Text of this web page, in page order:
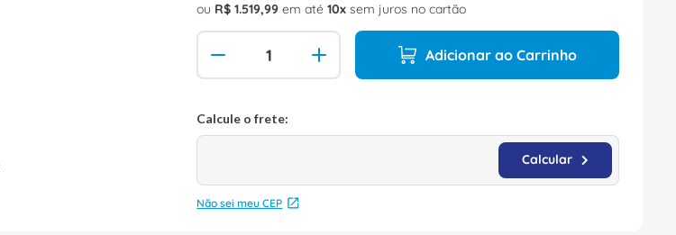
ou R$ 1.519,99 em até10 sem juros no cartão
Adicionar ao Carrinho
Não sei meu CEP